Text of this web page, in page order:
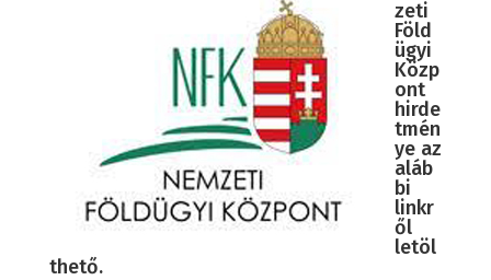
zeti
Föld
ügyi
Közp
ont
hirde
tmén
ye az
aláb
bi
linkr
ől
letöl
thető.